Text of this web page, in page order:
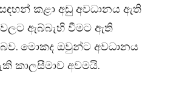
කළා අඩු අවධානය ඇති
ඇබ්බැහි වීමට ඇති
බව‍. මොකද ඔවුන්ට අවධානය
කාලසීමාව අවමයි.